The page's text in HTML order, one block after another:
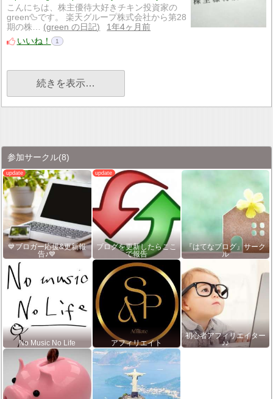
こんにちは、株主優待大好きチキン投資家の
green🦆です。 楽天グループ株式会社から第28
期の株…
green の日記
1年4ヶ月前
いいね！
1
続きを表示…
参加サークル(8)
💙ブロガー応援&更新報
告♪💙
ブログを更新したらここ
で報告
『はてなブログ』サーク
ル
No Music No Life アフィリエイト
初心者アフィリエイター
♪♪